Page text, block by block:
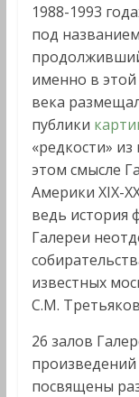
1988-1993
под
именно в этой
века
публики
«редкости»
этом смысле
Америки XIX-
ведь история
Галереи
известных
С.М.
26 залов
произведений
посвящены